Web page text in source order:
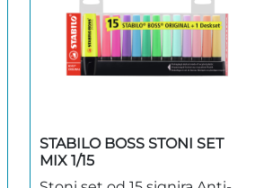
STABILO BOSS STONI SET
MIX 1/15